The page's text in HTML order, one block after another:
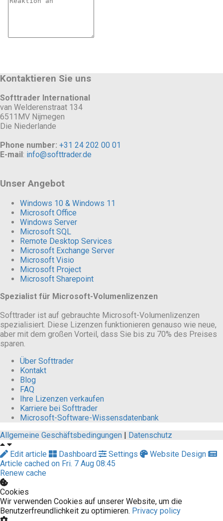
Kontaktieren Sie uns
Softtrader International
van Welderenstraat 134
6511MV Nijmegen
Die Niederlande
Phone number: +31 24 202 00 01
E-mail : info@softtrader.de
Unser Angebot
Windows 10 & Windows 11
Microsoft Office
Windows Server
Microsoft SQL
Remote Desktop Services
Microsoft Exchange Server
Microsoft Visio
Microsoft Project
Microsoft Sharepoint
Spezialist für Microsoft-Volumenlizenzen
Softtrader ist auf gebrauchte Microsoft-Volumenlizenzen
spezialisiert. Diese Lizenzen funktionieren genauso wie neue,
aber mit dem großen Vorteil, dass Sie bis zu 70% des Preises
sparen.
Über Softtrader
Kontakt
Blog
FAQ
Ihre Lizenzen verkaufen
Karriere bei Softtrader
Microsoft-Software-Wissensdatenbank
Allgemeine Geschäftsbedingungen | Datenschutz
Edit article
Dashboard Settings
Website Design
Article cached on Fri. 7 Aug 08:45
Renew cache
Cookies
Wir verwenden Cookies auf unserer Website, um die
Benutzerfreundlichkeit zu optimieren. Privacy policy